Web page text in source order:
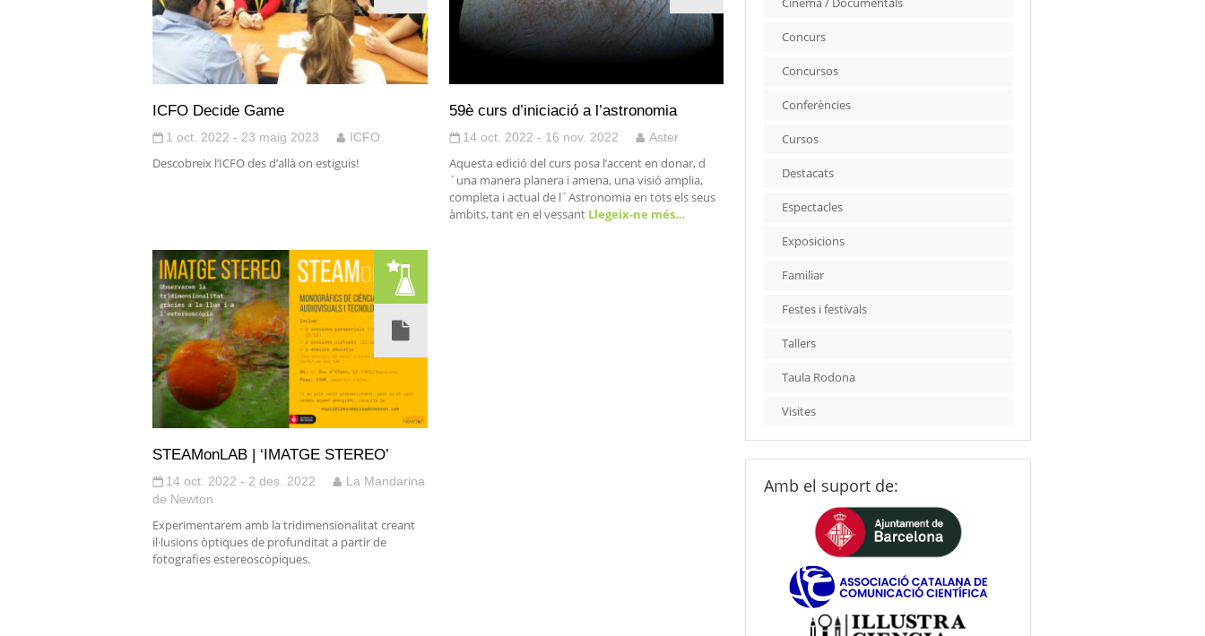
ICFO Decide Game
1 oct. 2022 - 23 maig 2023 ICFO
Descobreix l’ICFO des d’allà on estiguis!
59è curs d’iniciació a l’astronomia
14 oct. 2022 - 16 nov. 2022 Aster
Aquesta edició del curs posa l’accent en donar, d
´una manera planera i amena, una visió amplia,
completa i actual de l´Astronomia en tots els seus
àmbits, tant en el vessantLlegeix-ne més…
STEAMonLAB | ‘IMATGE STEREO’
14 oct. 2022 - 2 des. 2022
La Mandarina
de Newton
Experimentarem amb la tridimensionalitat creant
il·lusions òptiques de profunditat a partir de
fotografies estereoscòpiques.
Concurs
Concursos
Conferències
Cursos
Destacats
Espectacles
Exposicions
Familiar
Festes i festivals
Tallers
Taula Rodona
Visites
Amb el suport de: